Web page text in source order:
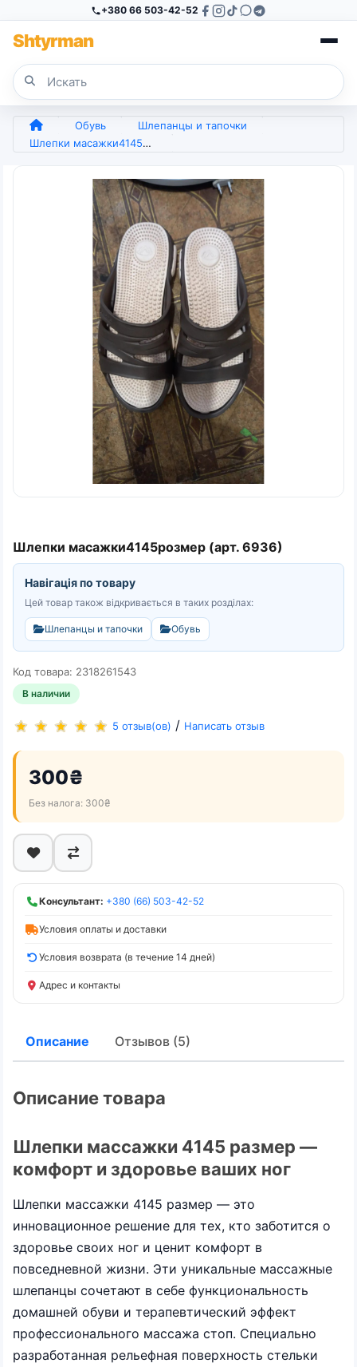
+380 66 503-42-52
Shtyrman
Обувь
Шлепанцы и тапочки
Шлепки масажки4145розмер (арт. 6936)
Шлепки масажки4145розмер (арт. 6936)
Навігація по товару
Цей товар також відкривається в таких розділах:
Шлепанцы и тапочки Обувь
Код товара: 2318261543
В наличии
5 отзыв(ов) / Написать отзыв
300₴
Без налога: 300₴
Консультант: +380 (66) 503-42-52
Условия оплаты и доставки
Условия возврата (в течение 14 дней)
Адрес и контакты
Описание Отзывов (5)
Описание товара
Шлепки массажки 4145 размер —
комфорт и здоровье ваших ног
Шлепки массажки 4145 размер — это
инновационное решение для тех, кто заботится о
здоровье своих ног и ценит комфорт в
повседневной жизни. Эти уникальные массажные
шлепанцы сочетают в себе функциональность
домашней обуви и терапевтический эффект
профессионального массажа стоп. Специально
разработанная рельефная поверхность стельки